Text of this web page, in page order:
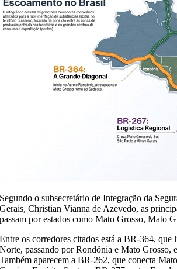
Segundo o subsecretário de Integração da
Gerais, Christian Vianna de Azevedo, as
passam por estados como Mato Grosso, Mato
Entre os corredores citados está a BR-364, que
Norte, passando por Rondônia e Mato Grosso,
Também aparecem a BR-262, que conecta